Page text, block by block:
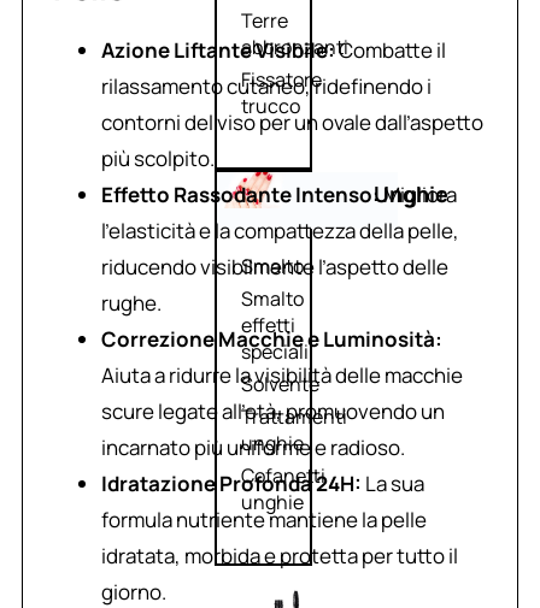
Terre
abbronzanti
Fissatore
trucco
Unghie
Smalto
Smalto
effetti
speciali
Solvente
Trattamenti
unghie
Cofanetti
unghie
Azione Liftante Visibile:Combatte il
rilassamento cutaneo, ridefinendo i
contorni del viso per un ovale dall’aspetto
più scolpito.
Effetto Rassodante Intenso:Migliora
l’elasticità e la compattezza della pelle,
riducendo visibilmente l’aspetto delle
rughe.
Correzione Macchie e Luminosità:
Aiuta a ridurre la visibilità delle macchie
scure legate all’età, promuovendo un
incarnato più uniforme e radioso.
Idratazione Profonda 24H: La sua
formula nutriente mantiene la pelle
idratata, morbida e protetta per tutto il
giorno.